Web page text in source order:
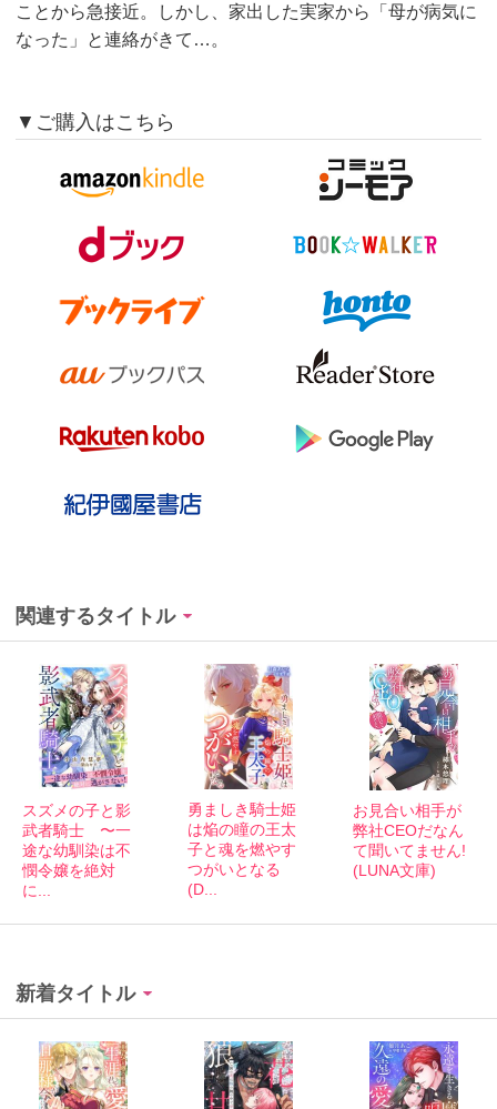
ことから急接近。しかし、家出した実家から「母が病気に
なった」と連絡がきて…。
▼ご購入はこちら
関連するタイトル
スズメの子と影
武者騎士 〜一
途な幼馴染は不
憫令嬢を絶対
に...
勇ましき騎士姫
は焔の瞳の王太
子と魂を燃やす
つがいとなる
(D...
お見合い相手が
弊社CEOだなん
て聞いてません!
(LUNA文庫)
新着タイトル